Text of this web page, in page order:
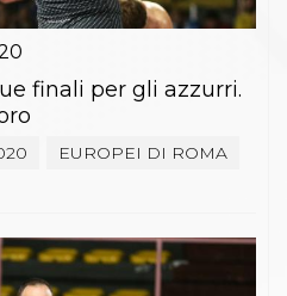
finali per gli azzurri.
EUROPEI DI ROMA